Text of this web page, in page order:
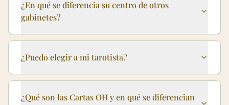
¿En qué se diferencia su centro de otros
gabinetes?
¿Puedo elegir a mi tarotista?
¿Qué son las Cartas OH y en qué se diferencian